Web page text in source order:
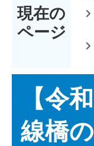
現在の
ページ
【令
線橋